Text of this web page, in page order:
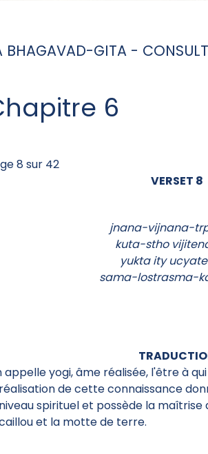
BHAGAVAD-GITA -
6
8 sur 42
VERSET 8
jnana-vijnana-
kuta-stho
yukta ity
sama-lostrasma-
appelle yogi, âme réalisée, l'être à
de cette connaissance
spirituel et possède la maîtrise
et la motte de terre.